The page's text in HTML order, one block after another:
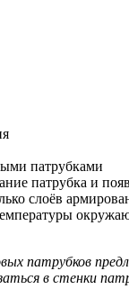
патрубками
патрубка и
слоёв
патрубков
в стенки